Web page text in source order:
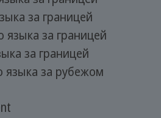
за границей
языка за границей
за границей
языка за рубежом